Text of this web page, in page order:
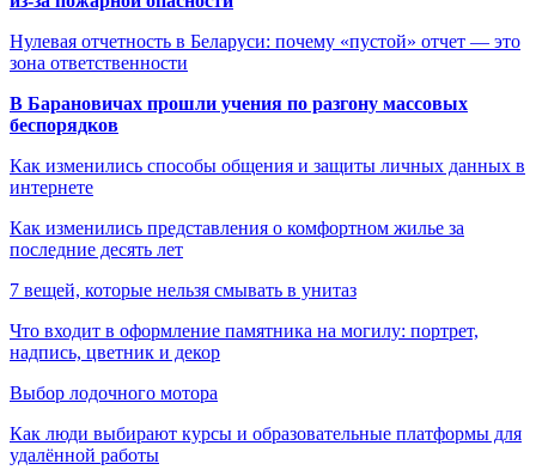
Нулевая отчетность в Беларуси: почему «пустой» отчет — это
зона ответственности
В Барановичах прошли учения по разгону массовых
беспорядков
Как изменились способы общения и защиты личных данных в
интернете
Как изменились представления о комфортном жилье за
последние десять лет
7 вещей, которые нельзя смывать в унитаз
Что входит в оформление памятника на могилу: портрет,
надпись, цветник и декор
Выбор лодочного мотора
Как люди выбирают курсы и образовательные платформы для
удалённой работы